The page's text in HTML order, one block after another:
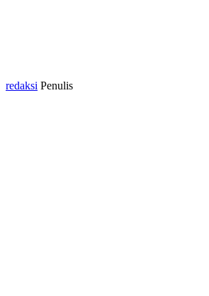
redaksi Penulis